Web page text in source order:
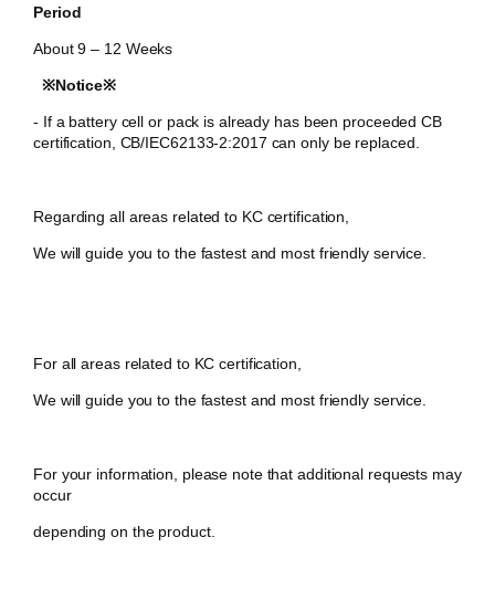
Period
About 9 – 12 Weeks
※Notice※
​- If a battery cell or pack is already has been proceeded CB
certification, CB/IEC62133-2:2017 can only be replaced.
Regarding all areas related to KC certification,
We will guide you to the fastest and most friendly service.
For all areas related to KC certification,
We will guide you to the fastest and most friendly service.
For your information, please note that additional requests may
occur
depending on the product.